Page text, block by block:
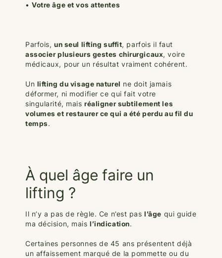
•Votre âge et vos attentes
Parfois,un seul lifting suffit, parfois il faut
associer plusieurs gestes chirurgicaux, voire
médicaux, pour un résultat vraiment cohérent.
Un lifting du visage naturel ne doit jamais
déformer, ni modifier ce qui fait votre
singularité, maisréaligner subtilement les
volumes et restaurer ce qui a été perdu au fil du
temps.
À quel âge faire un
lifting ?
Il n’y a pas de règle. Ce n’est pasl’âge qui guide
ma décision, maisl’indication.
Certaines personnes de 45 ans présentent déjà
un affaissement marqué de la pommette ou du